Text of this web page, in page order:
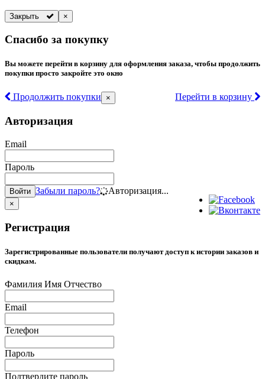
Закрыть ×
Спасибо за покупку
Вы можете перейти в корзину для оформления заказа, чтобы продолжить
покупки просто закройте это окно
Продолжить покупки Перейти в корзину
×
Авторизация
Email
Пароль
Войти Забыли пароль? Авторизация...
×
Регистрация
Зарегистрированные пользователи получают доступ к истории заказов и
скидкам.
Фамилия Имя Отчество
Email
Телефон
Пароль
Подтвердите пароль